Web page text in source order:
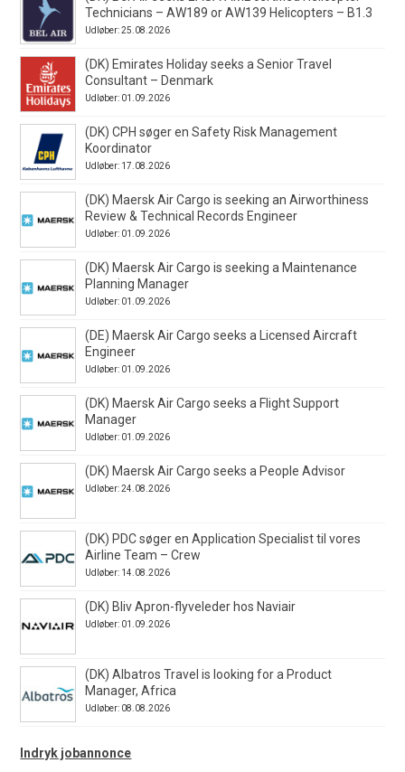
Technicians – AW189 or AW139 Helicopters – B1.3
Udløber: 25.08.2026
(DK) Emirates Holiday seeks a Senior Travel
Consultant – Denmark
Udløber: 01.09.2026
(DK) CPH søger en Safety Risk Management
Koordinator
Udløber: 17.08.2026
(DK) Maersk Air Cargo is seeking an Airworthiness
Review & Technical Records Engineer
Udløber: 01.09.2026
(DK) Maersk Air Cargo is seeking a Maintenance
Planning Manager
Udløber: 01.09.2026
(DE) Maersk Air Cargo seeks a Licensed Aircraft
Engineer
Udløber: 01.09.2026
(DK) Maersk Air Cargo seeks a Flight Support
Manager
Udløber: 01.09.2026
(DK) Maersk Air Cargo seeks a People Advisor
Udløber: 24.08.2026
(DK) PDC søger en Application Specialist til vores
Airline Team – Crew
Udløber: 14.08.2026
(DK) Bliv Apron-flyveleder hos Naviair
Udløber: 01.09.2026
(DK) Albatros Travel is looking for a Product
Manager, Africa
Udløber: 08.08.2026
Indryk jobannonce